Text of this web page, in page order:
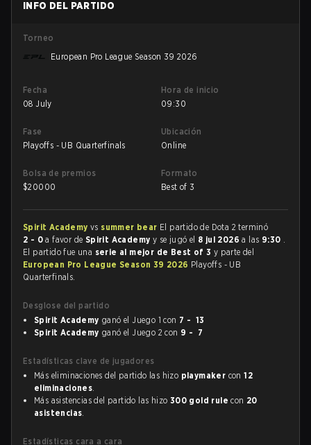
INFO DEL PARTIDO
Torneo
European Pro League Season 39 2026
Fecha
08 July
Hora de inicio
09:30
Fase
Playoffs - UB Quarterfinals
Ubicación
Online
Bolsa de premios
$20000
Formato
Best of 3
Spirit Academy vs summer bear El partido de Dota 2 terminó
2 - 0 a favor de Spirit Academy y se jugó el 8 jul 2026a las 9:30 .
El partido fue una serie al mejor de Best of 3 y parte del
European Pro League Season 39 2026 Playoffs - UB
Quarterfinals.
Desglose del partido
Spirit Academy ganó el Juego 1 con 7 - 13
Spirit Academy ganó el Juego 2 con 9 - 7
Estadísticas clave de jugadores
Más eliminaciones del partido las hizo playmaker con12
eliminaciones.
Más asistencias del partido las hizo 300 gold rule con 20
asistencias.
Estadísticas cara a cara